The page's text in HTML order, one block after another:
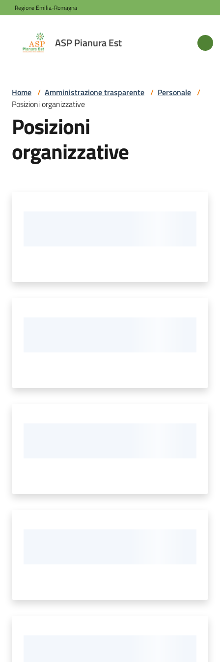
Vai al contenuto
Vai alla navigazione
Vai al footer
Regione Emilia-Romagna
ASP Pianura Est
ASP
Pianura
Azienda
Novità
l'ASP
Home / Amministrazione trasparente / Personale /
Posizioni organizzative
Posizioni
organizzative